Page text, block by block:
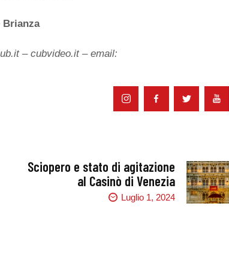
Brianza
– cubvideo.it – email:
Sciopero e stato di agitazione
al Casinò di Venezia
Luglio 1, 2024